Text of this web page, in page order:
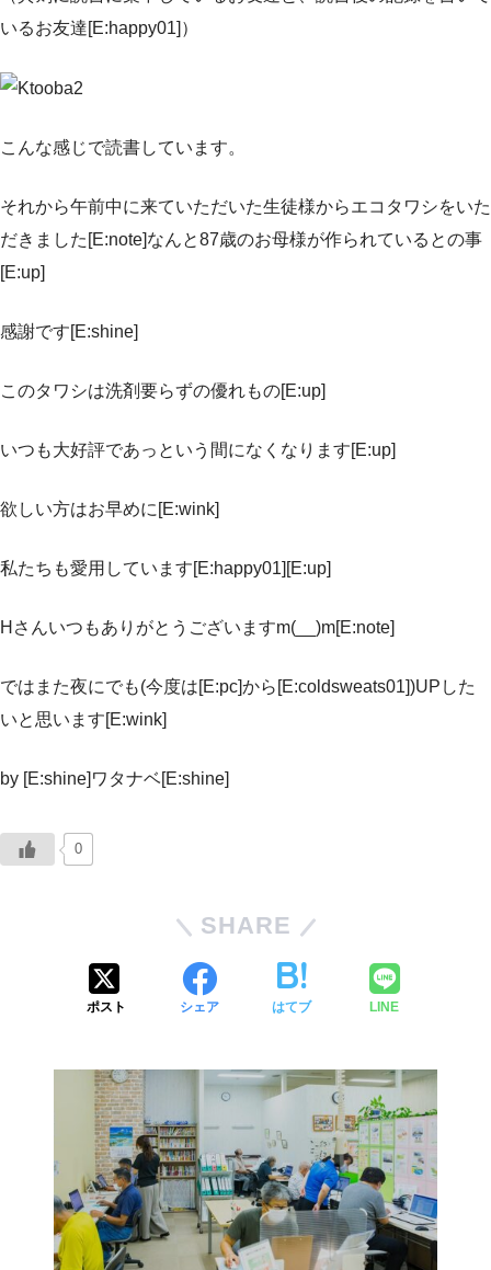
いるお友達[E:happy01]）
こんな感じで読書しています。
それから午前中に来ていただいた生徒様からエコタワシをいた
だきました[E:note]なんと87歳のお母様が作られているとの事
[E:up]
感謝です[E:shine]
このタワシは洗剤要らずの優れもの[E:up]
いつも大好評であっという間になくなります[E:up]
欲しい方はお早めに[E:wink]
私たちも愛用しています[E:happy01][E:up]
Hさんいつもありがとうございますm(__)m[E:note]
ではまた夜にでも(今度は[E:pc]から[E:coldsweats01])UPした
いと思います[E:wink]
by [E:shine]ワタナベ[E:shine]
0
SHARE
ポスト シェア はてブ LINE